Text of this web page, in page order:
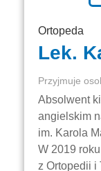
Ortopeda
Lek.
Przyjmuje
Absolwent
angielskim
im. Karola
W 2019
z Ortopedii i